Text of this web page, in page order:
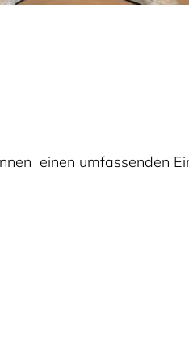
einen umfassenden